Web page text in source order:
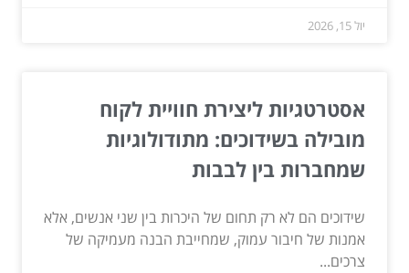
יול 15, 2026
אסטרטגיות ליצירת חוויית לקוח
מובילה בשידוכים: מתודולוגיות
שמחברות בין לבבות
שידוכים הם לא רק תחום של היכרות בין שני אנשים, אלא
אמנות של חיבור עמוק, שמחייבת הבנה מעמיקה של
צרכים...